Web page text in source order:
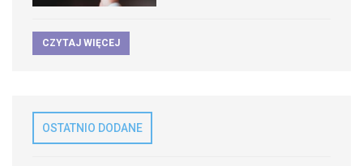
CZYTAJ WIĘCEJ
OSTATNIO DODANE